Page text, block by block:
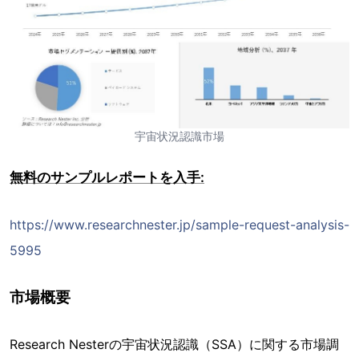
宇宙状況認識市場
無料のサンプルレポートを入手:
https://www.researchnester.jp/sample-request-analysis-
5995
市場概要
Research Nesterの宇宙状況認識（SSA）に関する市場調